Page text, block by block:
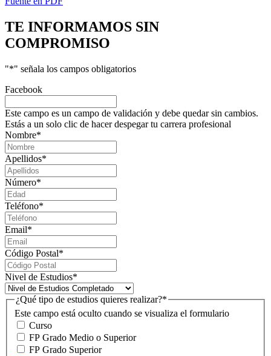
TE INFORMAMOS SIN
COMPROMISO
"*" señala los campos obligatorios
Facebook
Este campo es un campo de validación y debe quedar sin cambios.
Estás a un solo clic de hacer despegar tu carrera profesional
Nombre*
Apellidos*
Número*
Teléfono*
Email*
Código Postal*
Nivel de Estudios*
Este campo está oculto cuando se visualiza el formulario
¿Qué tipo de estudios quieres realizar?*
Curso
FP Grado Medio o Superior
FP Grado Superior